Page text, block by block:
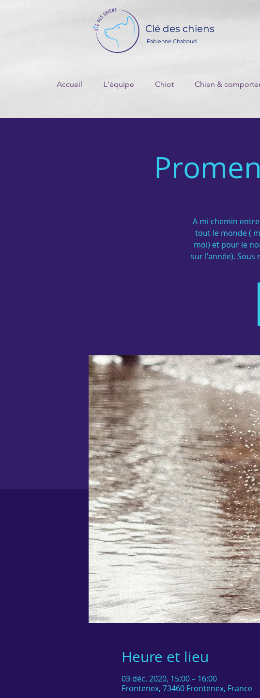
Clé des chiens
Fabienne Chaboud
Accueil L'équipe Chiot Chien &
A mi chemin
tout le monde (
moi) et pour le
sur l'année).
Heure et lieu
03 déc. 2020, 15:00 – 16:00
Frontenex, 73460 Frontenex, France